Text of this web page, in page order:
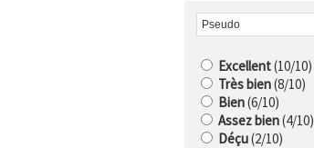
Excellent(10/10)
Très bien(8/10)
Bien(6/10)
Assez bien(4/10)
Déçu(2/10)